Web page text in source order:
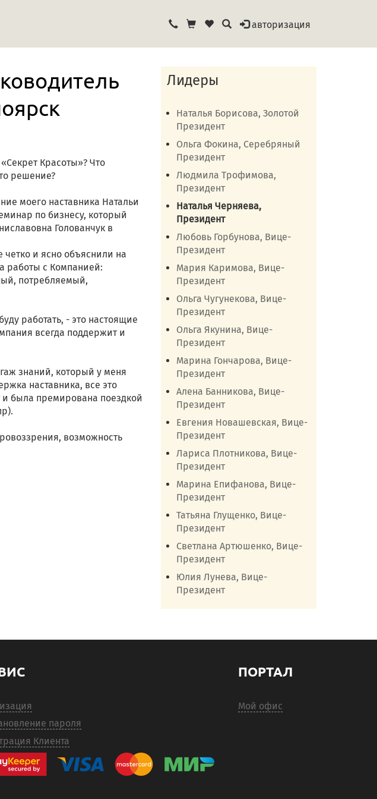
авторизация
Красоты»? Что
решение?
моего наставника Натальи
по бизнесу, который
Голованчук в
четко и ясно объяснили на
работы с Компанией:
потребляемый,
работать, - это настоящие
всегда поддержит и
знаний, который у меня
наставника, все это
была премирована поездкой
возможность
Лидеры
Наталья Борисова, Золотой
Президент
Ольга Фокина, Серебряный
Президент
Людмила Трофимова,
Президент
Наталья Черняева,
Президент
Любовь Горбунова, Вице-
Президент
Мария Каримова, Вице-
Президент
Ольга Чугунекова, Вице-
Президент
Ольга Якунина, Вице-
Президент
Марина Гончарова, Вице-
Президент
Алена Банникова, Вице-
Президент
Евгения Новашевская, Вице-
Президент
Лариса Плотникова, Вице-
Президент
Марина Епифанова, Вице-
Президент
Татьяна Глущенко, Вице-
Президент
Светлана Артюшенко, Вице-
Президент
Юлия Лунева, Вице-
Президент
пароля
Клиента
ПОРТАЛ
Мой офис